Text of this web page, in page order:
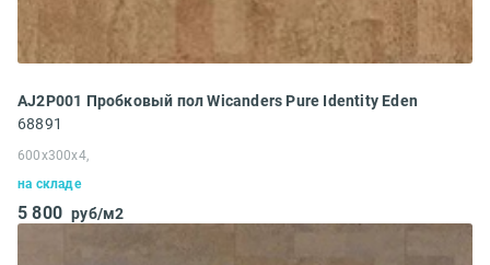
AJ2P001 Пробковый пол Wicanders Pure Identity Eden
68891
600x300x4,
на складе
5 800 руб/м2